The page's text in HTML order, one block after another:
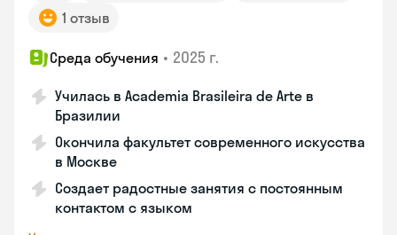
1 отзыв
Среда обучения • 2025 г.
Училась в Academia Brasileira de Arte в
Бразилии
Окончила факультет современного искусства
в Москве
Создает радостные занятия с постоянным
контактом с языком